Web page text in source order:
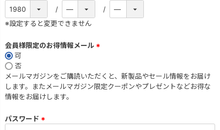
※設定すると変更できません
会員様限定のお得情報メール
須
)
可
否
メールマガジンをご購読いただくと、新製品やセール情報をお届け
します。またメールマガジン限定クーポンやプレゼントなどお得な
情報をお届けします。
パスワード